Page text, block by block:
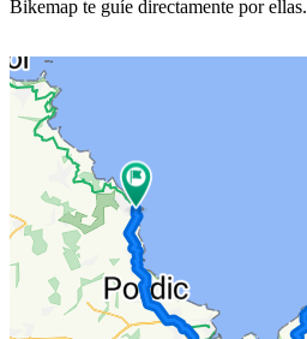
Bikemap te guíe directamente por ellas.